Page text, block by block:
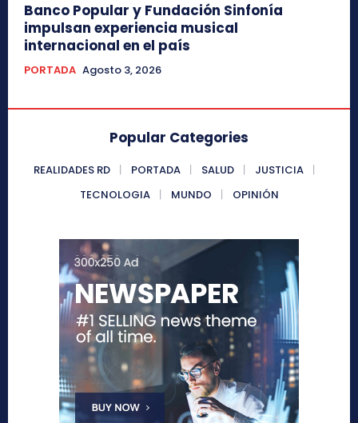
Banco Popular y Fundación Sinfonía
impulsan experiencia musical
internacional en el país
PORTADA Agosto 3, 2026
Popular Categories
REALIDADES RD PORTADA SALUD
JUSTICIA
TECNOLOGIA
MUNDO OPINIÓN